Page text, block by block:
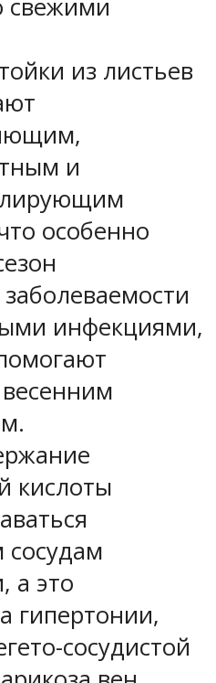
свежими
из листьев
и
особенно
инфекциями,
весенним
кислоты
сосудам
а это
гипертонии,
сосудистой